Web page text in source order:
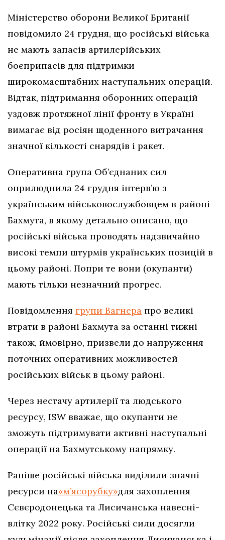
Міністерство оборони Великої Британії
повідомило 24 грудня, що російські війська
не мають запасів артилерійських
боєприпасів для підтримки
широкомасштабних наступальних операцій.
Відтак, підтримання оборонних операцій
уздовж протяжної лінії фронту в Україні
вимагає від росіян щоденного витрачання
значної кількості снарядів і ракет.
Оперативна група Об’єднаних сил
оприлюднила 24 грудня інтерв’ю з
українським військовослужбовцем в районі
Бахмута, в якому детально описано, що
російські війська проводять надзвичайно
високі темпи штурмів українських позицій в
цьому районі. Попри те вони (окупанти)
мають тільки незначний прогрес.
Повідомлення групи Вагнера про великі
втрати в районі Бахмута за останні тижні
також, ймовірно, призвели до напруження
поточних оперативних можливостей
російських військ в цьому районі.
Через нестачу артилерії та людського
ресурсу, ISW вважає, що окупанти не
зможуть підтримувати активні наступальні
операції на Бахмутському напрямку.
Раніше російські війська виділили значні
ресурси на«м’ясорубку»для захоплення
Сєвєродонецька та Лисичанська навесні-
влітку 2022 року. Російські сили досягли